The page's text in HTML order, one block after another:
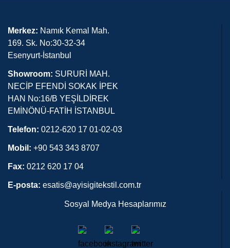
Merkez: Namık Kemal Mah.
169. Sk. No:30-32-34
Esenyurt-İstanbul
Showroom: SURURİ MAH.
NECİP EFENDİ SOKAK İPEK
HAN No:16/B YEŞİLDİREK
EMİNÖNÜ-FATİH İSTANBUL
Telefon: 0212-620 17 01-02-03
Mobil: +90 543 343 8707
Fax: 0212 620 17 04
E-posta: esatis@ayisigitekstil.com.tr
Sosyal Medya Hesaplarımız